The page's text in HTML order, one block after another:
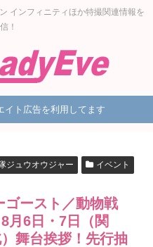
インフィニティほか特撮関連情報を
！
イト広告を利用してます
ジュウオウジャー イベント
ゴースト／動物戦
月6日・7日（関
舞台挨拶！先行抽